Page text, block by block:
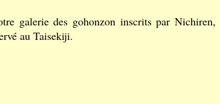
galerie des gohonzon inscrits par Nichiren,
au Taisekiji.